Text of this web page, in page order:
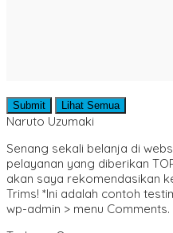
Submit Lihat Semua
Naruto Uzumaki
Senang sekali belanja di
pelayanan yang diberikan
akan saya rekomendasikan
Trims! *Ini adalah contoh
wp-admin > menu Comments.